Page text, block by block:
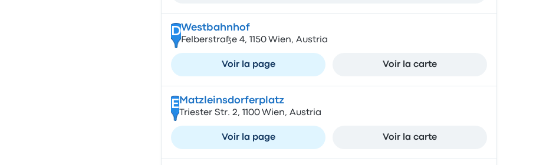
DWestbahnhof
Felberstraße 4, 1150 Wien, Austria
Voir la page Voir la carte
E Matzleinsdorferplatz
Triester Str. 2, 1100 Wien, Austria
Voir la page Voir la carte